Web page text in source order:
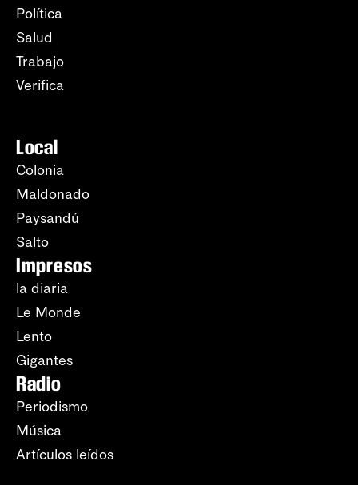
Política
Salud
Trabajo
Verifica
Local
Colonia
Maldonado
Paysandú
Salto
Impresos
la diaria
Le Monde
Lento
Gigantes
Radio
Periodismo
Música
Artículos leídos